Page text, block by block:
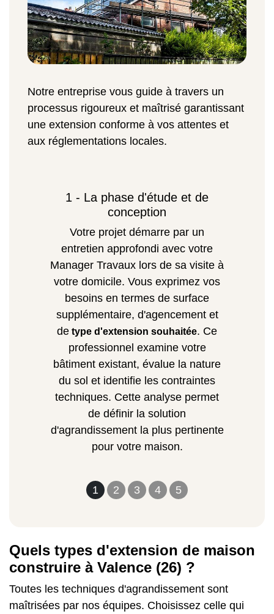
Notre entreprise vous guide à travers un
processus rigoureux et maîtrisé garantissant
une extension conforme à vos attentes et
aux réglementations locales.
1 2 3 4 5
1 - La phase d'étude et de
conception
Votre projet démarre par un
entretien approfondi avec votre
Manager Travaux lors de sa visite à
votre domicile. Vous exprimez vos
besoins en termes de surface
supplémentaire, d'agencement et
de type d'extension souhaitée. Ce
professionnel examine votre
bâtiment existant, évalue la nature
du sol et identifie les contraintes
techniques. Cette analyse permet
de définir la solution
d'agrandissement la plus pertinente
pour votre maison.
Quels types d'extension de maison
construire à Valence (26) ?
Toutes les techniques d'agrandissement sont
maîtrisées par nos équipes. Choisissez celle qui